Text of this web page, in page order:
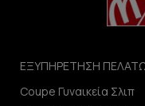
ΕΞΥΠΗΡΕΤΗΣΗ
Coupe Γυναικεία Σλιπ